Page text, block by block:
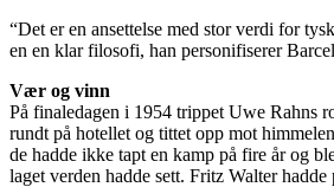
“Det er en ansettelse med stor verdi for
en en klar filosofi, han personifiserer
Vær og vinn
På finaledagen i 1954 trippet Uwe Rahns
rundt på hotellet og tittet opp mot
de hadde ikke tapt en kamp på fire år og
laget verden hadde sett. Fritz Walter